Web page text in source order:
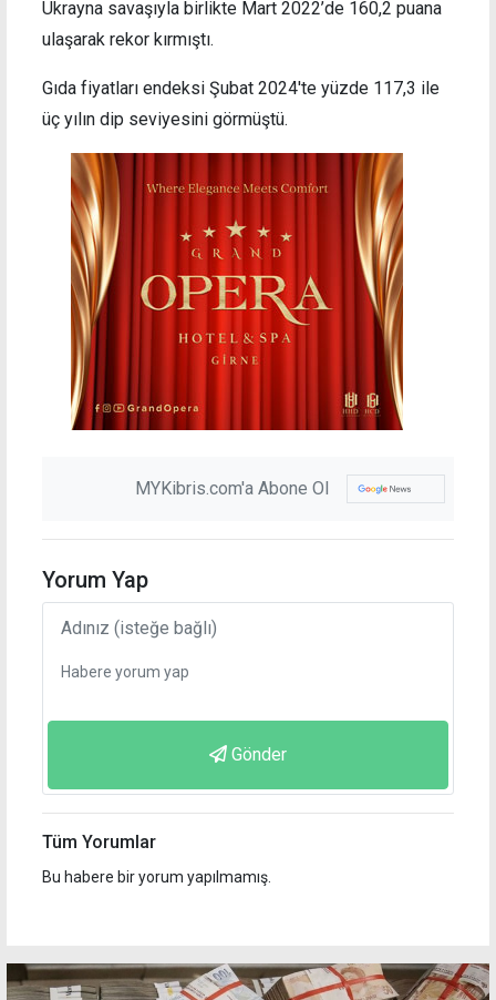
Ukrayna savaşıyla birlikte Mart 2022’de 160,2 puana
ulaşarak rekor kırmıştı.
Gıda fiyatları endeksi Şubat 2024'te yüzde 117,3 ile
üç yılın dip seviyesini görmüştü.
MYKibris.com'a Abone Ol
Yorum Yap
Gönder
Tüm Yorumlar
Bu habere bir yorum yapılmamış.